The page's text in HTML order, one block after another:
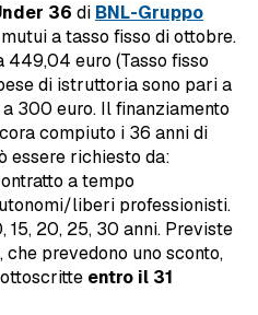
36 di BNL-Gruppo
a tasso fisso di ottobre.
449,04 euro (Tasso fisso
di istruttoria sono pari a
300 euro. Il finanziamento
compiuto i 36 anni di
essere richiesto da:
a tempo
liberi professionisti.
15, 20, 25, 30 anni. Previste
, che prevedono uno sconto,
entro il 31